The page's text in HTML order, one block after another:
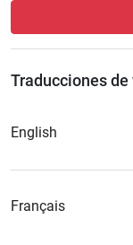
Traducciones de
English
Français